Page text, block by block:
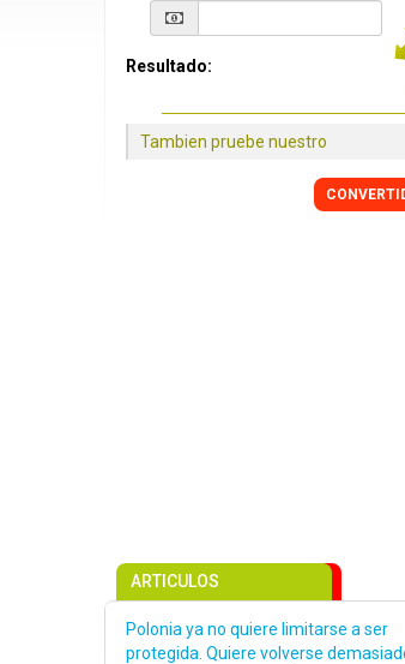
Resultado:
Tambien pruebe nuestro
ARTICULOS
Polonia ya no quiere limitarse a ser
protegida. Quiere volverse